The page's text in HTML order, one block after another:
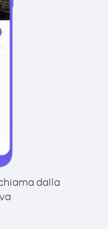
dalla